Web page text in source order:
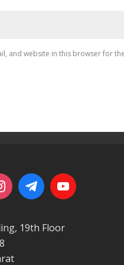
and website in this browser for
19th Floor